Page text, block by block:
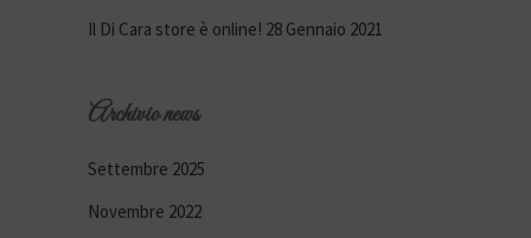
Il Di Cara store è online! 28 Gennaio 2021
Archivio news
Settembre 2025
Novembre 2022